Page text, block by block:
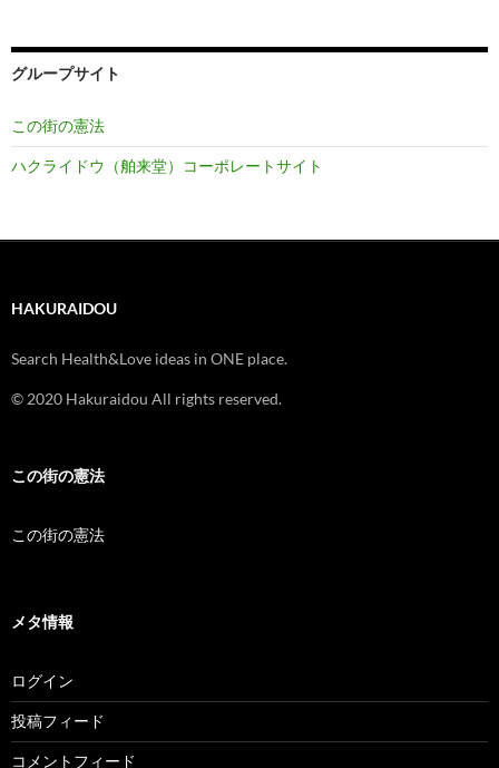
グループサイト
この街の憲法
ハクライドウ（舶来堂）コーポレートサイト
HAKURAIDOU
Search Health&Love ideas in ONE place.
© 2020 Hakuraidou All rights reserved.
この街の憲法
この街の憲法
メタ情報
ログイン
投稿フィード
コメントフィード